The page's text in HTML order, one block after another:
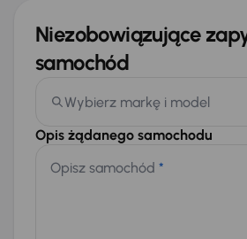
Niezobowiązujące
samochód
Wybierz markę i model
Opis żądanego samochodu
Opisz samochód *